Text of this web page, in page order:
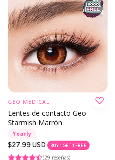
GEO MEDICAL
Lentes de contacto Geo
Starmish Marrón
Yearly
Precio
regular
$27.99 USD BUY 1 GET 1 FREE
(29 reseñas)